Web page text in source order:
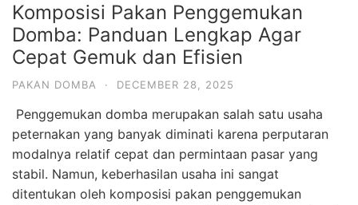
Komposisi Pakan Penggemukan
Domba: Panduan Lengkap Agar
Cepat Gemuk dan Efisien
PAKAN DOMBA · DECEMBER 28, 2025
Penggemukan domba merupakan salah satu usaha
peternakan yang banyak diminati karena perputaran
modalnya relatif cepat dan permintaan pasar yang
stabil. Namun, keberhasilan usaha ini sangat
ditentukan oleh komposisi pakan penggemukan